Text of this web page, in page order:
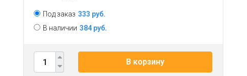
Под заказ 333 руб.
В наличии 384 руб.
В корзину